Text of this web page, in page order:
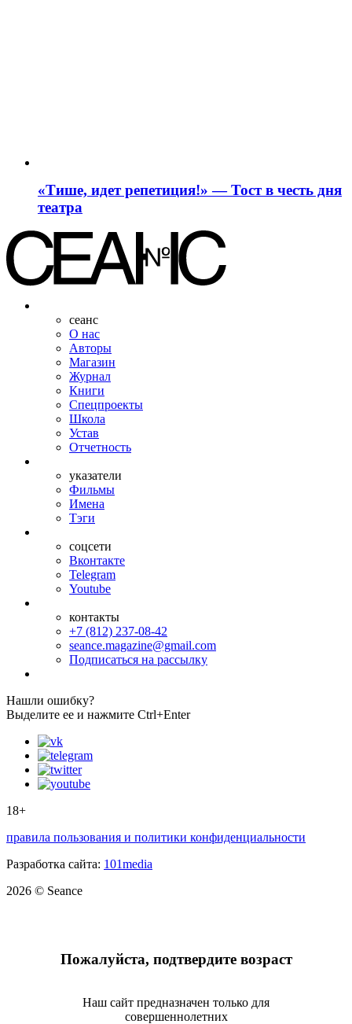
«Тише, идет репетиция!» — Тост в честь дня
театра
сеанс
О нас
Авторы
Магазин
Журнал
Книги
Спецпроекты
Школа
Устав
Отчетность
указатели
Фильмы
Имена
Тэги
соцсети
Вконтакте
Telegram
Youtube
контакты
+7 (812) 237-08-42
seance.magazine@gmail.com
Подписаться на рассылку
Нашли ошибку?
Выделите ее и нажмите Ctrl+Enter
18+
правила пользования и политики конфиденциальности
Разработка сайта: 101media
2026 © Seance
Пожалуйста, подтвердите возраст
Наш сайт предназначен только для
совершеннолетних